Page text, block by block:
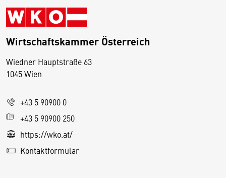
Wirtschaftskammer Österreich
Wiedner Hauptstraße 63
1045 Wien
+43 5 90900 0
+43 5 90900 250
https://wko.at/
Kontaktformular
D
s
e
S
e